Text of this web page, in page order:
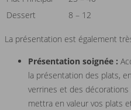
Dessert
8 – 12
La présentation est également
Présentation soignée :
la présentation des plats,
verrines et des
mettra en valeur vos plats